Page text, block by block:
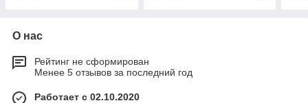
О нас
Рейтинг не сформирован
Менее 5 отзывов за последний год
Работает с 02.10.2020